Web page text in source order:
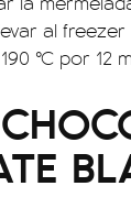
al
°C por 12